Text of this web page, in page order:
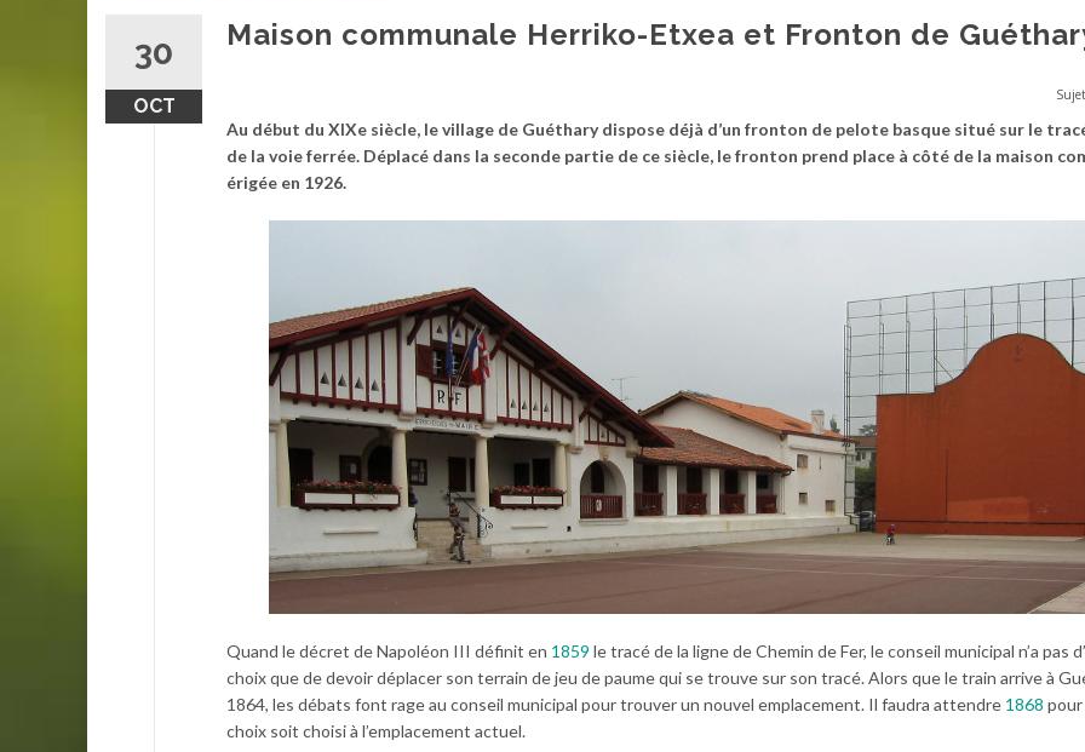
30
OCT
Maison communale Herriko-Etxea et Fronton de
Au début du XIXe siècle, le village de Guéthary dispose déjà d’un fronton de pelote basque situé sur le
de la voie ferrée. Déplacé dans la seconde partie de ce siècle, le fronton prend place à côté de la maison
érigée en 1926.
Quand le décret de Napoléon III définit en 1859 le tracé de la ligne de Chemin de Fer, le conseil municipal n’a pas
choix que de devoir déplacer son terrain de jeu de paume qui se trouve sur son tracé. Alors que le train arrive à
1864, les débats font rage au conseil municipal pour trouver un nouvel emplacement. Il faudra attendre 1868
choix soit choisi à l’emplacement actuel.